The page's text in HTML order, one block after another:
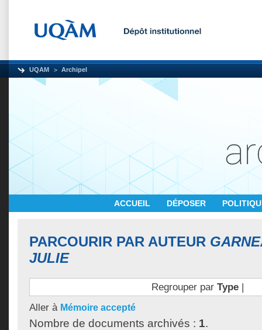
UQAM Archipel
ACCUEIL DÉPOSER
PARCOURIR PAR AUTEUR
JULIE
Regrouper par Type|
Aller à Mémoire accepté
Nombre de documents archivés : 1.